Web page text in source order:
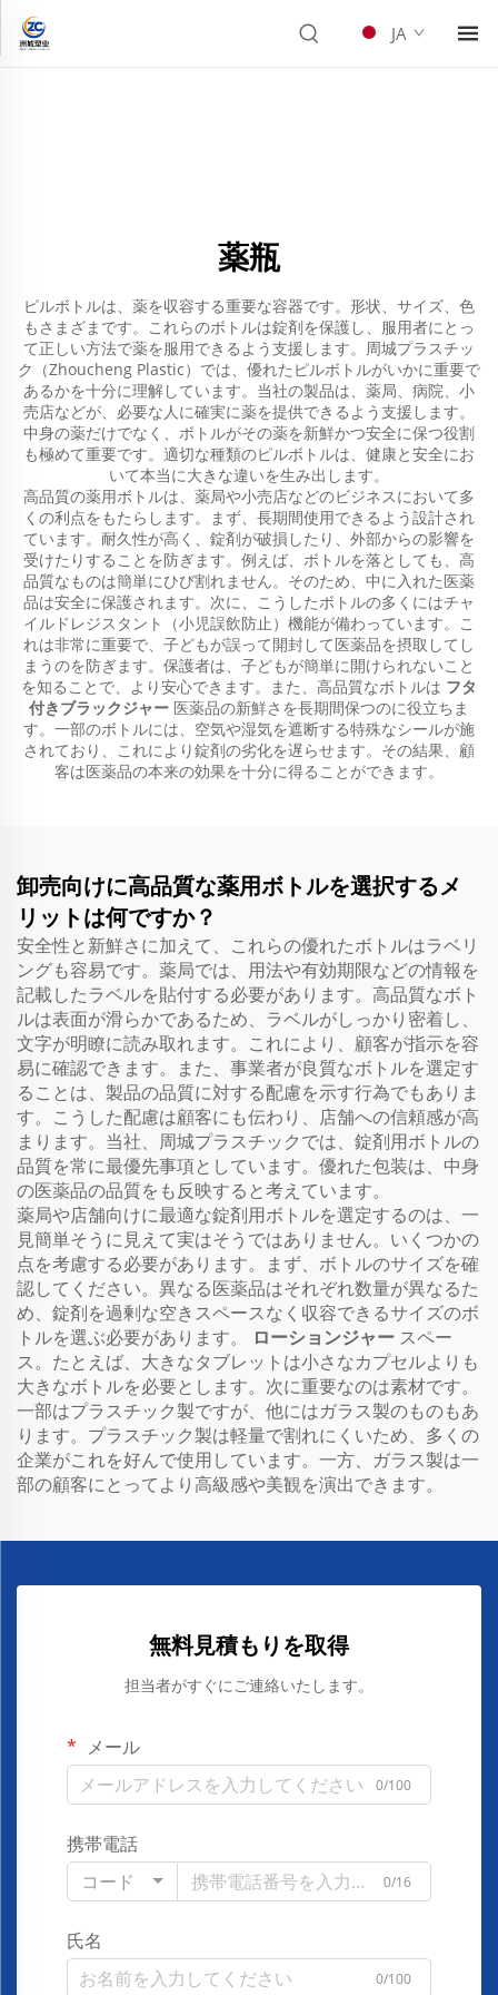
JA
薬瓶
ピルボトルは、薬を収容する重要な容器です。形状、サイズ、色
もさまざまです。これらのボトルは錠剤を保護し、服用者にとっ
て正しい方法で薬を服用できるよう支援します。周城プラスチッ
ク（Zhoucheng Plastic）では、優れたピルボトルがいかに重要で
あるかを十分に理解しています。当社の製品は、薬局、病院、小
売店などが、必要な人に確実に薬を提供できるよう支援します。
中身の薬だけでなく、ボトルがその薬を新鮮かつ安全に保つ役割
も極めて重要です。適切な種類のピルボトルは、健康と安全にお
いて本当に大きな違いを生み出します。
高品質の薬用ボトルは、薬局や小売店などのビジネスにおいて多
くの利点をもたらします。まず、長期間使用できるよう設計され
ています。耐久性が高く、錠剤が破損したり、外部からの影響を
受けたりすることを防ぎます。例えば、ボトルを落としても、高
品質なものは簡単にひび割れません。そのため、中に入れた医薬
品は安全に保護されます。次に、こうしたボトルの多くにはチャ
イルドレジスタント（小児誤飲防止）機能が備わっています。こ
れは非常に重要で、子どもが誤って開封して医薬品を摂取してし
まうのを防ぎます。保護者は、子どもが簡単に開けられないこと
を知ることで、より安心できます。また、高品質なボトルは フタ
付きブラックジャー 医薬品の新鮮さを長期間保つのに役立ちま
す。一部のボトルには、空気や湿気を遮断する特殊なシールが施
されており、これにより錠剤の劣化を遅らせます。その結果、顧
客は医薬品の本来の効果を十分に得ることができます。
卸売向けに高品質な薬用ボトルを選択するメ
リットは何ですか？
安全性と新鮮さに加えて、これらの優れたボトルはラベリ
ングも容易です。薬局では、用法や有効期限などの情報を
記載したラベルを貼付する必要があります。高品質なボト
ルは表面が滑らかであるため、ラベルがしっかり密着し、
文字が明瞭に読み取れます。これにより、顧客が指示を容
易に確認できます。また、事業者が良質なボトルを選定す
ることは、製品の品質に対する配慮を示す行為でもありま
す。こうした配慮は顧客にも伝わり、店舗への信頼感が高
まります。当社、周城プラスチックでは、錠剤用ボトルの
品質を常に最優先事項としています。優れた包装は、中身
の医薬品の品質をも反映すると考えています。
薬局や店舗向けに最適な錠剤用ボトルを選定するのは、一
見簡単そうに見えて実はそうではありません。いくつかの
点を考慮する必要があります。まず、ボトルのサイズを確
認してください。異なる医薬品はそれぞれ数量が異なるた
め、錠剤を過剰な空きスペースなく収容できるサイズのボ
トルを選ぶ必要があります。
ローションジャー スペー
ス。たとえば、大きなタブレットは小さなカプセルよりも
大きなボトルを必要とします。次に重要なのは素材です。
一部はプラスチック製ですが、他にはガラス製のものもあ
ります。プラスチック製は軽量で割れにくいため、多くの
企業がこれを好んで使用しています。一方、ガラス製は一
部の顧客にとってより高級感や美観を演出できます。
無料見積もりを取得
担当者がすぐにご連絡いたします。
メール
0/100
携帯電話
コード
0/16
氏名
0/100